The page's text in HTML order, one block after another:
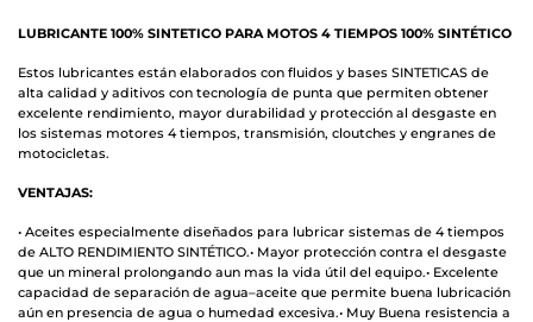
LUBRICANTE 100% SINTETICO PARA MOTOS 4 TIEMPOS 100% SINTÉTICO
Estos lubricantes están elaborados con fluidos y bases SINTETICAS de
alta calidad y aditivos con tecnología de punta que permiten obtener
excelente rendimiento, mayor durabilidad y protección al desgaste en
los sistemas motores 4 tiempos, transmisión, cloutches y engranes de
motocicletas.
VENTAJAS:
• Aceites especialmente diseñados para lubricar sistemas de 4 tiempos
de ALTO RENDIMIENTO SINTÉTICO.• Mayor protección contra el desgaste
que un mineral prolongando aun mas la vida útil del equipo.• Excelente
capacidad de separación de agua–aceite que permite buena lubricación
aún en presencia de agua o humedad excesiva.• Muy Buena resistencia a